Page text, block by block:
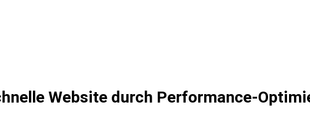
Website durch Performance-